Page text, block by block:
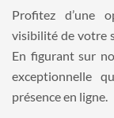
Profitez d’une
visibilité de votre
En figurant sur
exceptionnelle
présence en ligne.